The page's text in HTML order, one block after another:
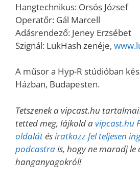
Hangtechnikus: Orsós József
Operatőr: Gál Marcell
Adásrendező: Jeney Erzsébet
Szignál: LukHash zenéje,
A műsor a Hyp-R stúdióban
Házban, Budapesten.
Tetszenek a vipcast.hu
tetted meg, lájkold avipcast.hu
oldalátésiratkozz fel teljesen
podcastrais, hogy ne maradj le
hanganyagokról!